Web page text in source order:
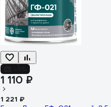
1 110 ₽
1 221 ₽